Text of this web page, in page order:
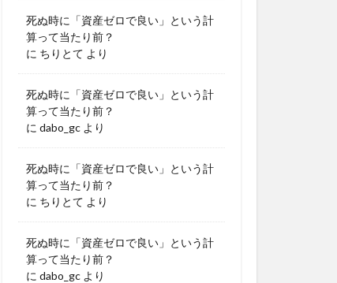
死ぬ時に「資産ゼロで良い」という計
算って当たり前？
に ちりとて より
死ぬ時に「資産ゼロで良い」という計
算って当たり前？
に dabo_gc より
死ぬ時に「資産ゼロで良い」という計
算って当たり前？
に ちりとて より
死ぬ時に「資産ゼロで良い」という計
算って当たり前？
に dabo_gc より